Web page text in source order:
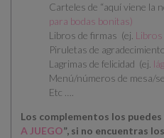
Carteles de “aquí viene la
para bodas bonitas)
Libros de firmas (ej.
Piruletas de
Lagrimas de felicidad (ej.
Menú/números de mesa/
Etc ….
Los complementos los
A JUEGO”, si no encuentras